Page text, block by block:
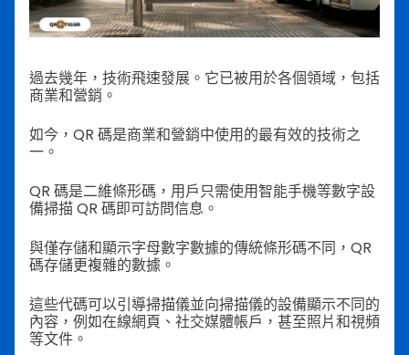
過去幾年，技術飛速發展。它已被用於各個領域，包括
商業和營銷。
如今，QR 碼是商業和營銷中使用的最有效的技術之
一。
QR 碼是二維條形碼，用戶只需使用智能手機等數字設
備掃描 QR 碼即可訪問信息。
與僅存儲和顯示字母數字數據的傳統條形碼不同，QR
碼存儲更複雜的數據。
這些代碼可以引導掃描儀並向掃描儀的設備顯示不同的
內容，例如在線網頁、社交媒體帳戶，甚至照片和視頻
等文件。